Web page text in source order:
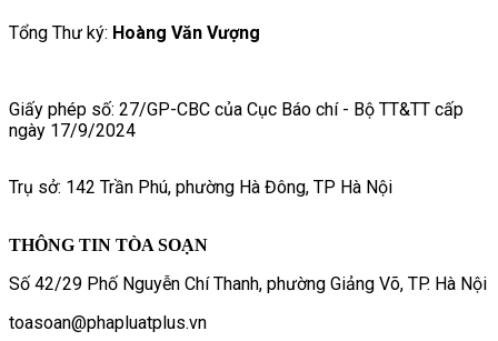
Tổng Thư ký: Hoàng Văn Vượng
Giấy phép số: 27/GP-CBC của Cục Báo chí - Bộ TT&TT cấp
ngày 17/9/2024
Trụ sở: 142 Trần Phú, phường Hà Đông, TP Hà Nội
THÔNG TIN TÒA SOẠN
Số 42/29 Phố Nguyễn Chí Thanh, phường Giảng Võ, TP. Hà Nội
toasoan@phapluatplus.vn